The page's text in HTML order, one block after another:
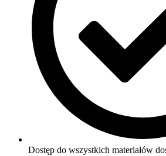
Dostęp do wszystkich materiałów